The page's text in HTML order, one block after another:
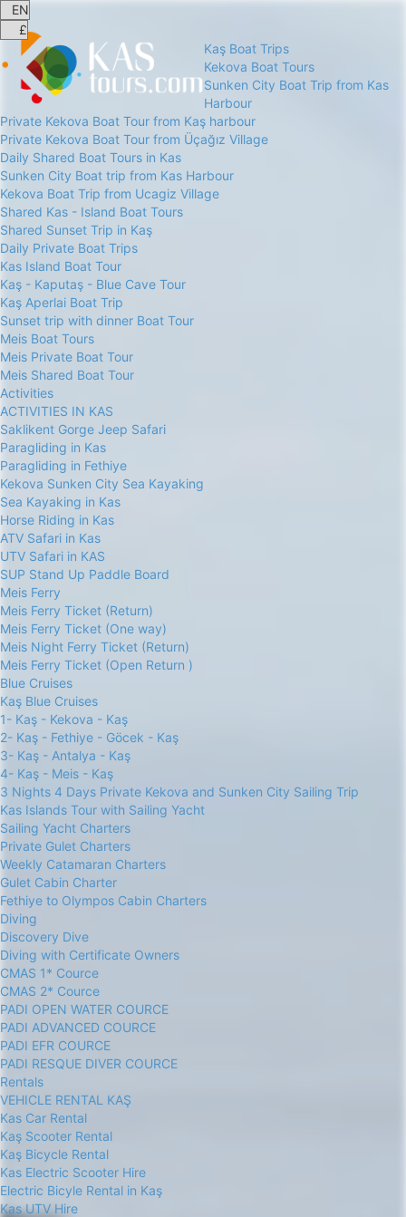
Kaş Boat Trips
Kekova Boat Tours
Sunken City Boat Trip from Kas
Harbour
Private Kekova Boat Tour from Kaş harbour
Private Kekova Boat Tour from Üçağız Village
Daily Shared Boat Tours in Kas
Sunken City Boat trip from Kas Harbour
Kekova Boat Trip from Ucagiz Village
Shared Kas - Island Boat Tours
Shared Sunset Trip in Kaş
Daily Private Boat Trips
Kas Island Boat Tour
Kaş - Kaputaş - Blue Cave Tour
Kaş Aperlai Boat Trip
Sunset trip with dinner Boat Tour
Meis Boat Tours
Meis Private Boat Tour
Meis Shared Boat Tour
Activities
ACTIVITIES IN KAS
Saklikent Gorge Jeep Safari
Paragliding in Kas
Paragliding in Fethiye
Kekova Sunken City Sea Kayaking
Sea Kayaking in Kas
Horse Riding in Kas
ATV Safari in Kas
UTV Safari in KAS
SUP Stand Up Paddle Board
Meis Ferry
Meis Ferry Ticket (Return)
Meis Ferry Ticket (One way)
Meis Night Ferry Ticket (Return)
Meis Ferry Ticket (Open Return )
Blue Cruises
Kaş Blue Cruises
1- Kaş - Kekova - Kaş
2- Kaş - Fethiye - Göcek - Kaş
3- Kaş - Antalya - Kaş
4- Kaş - Meis - Kaş
3 Nights 4 Days Private Kekova and Sunken City Sailing Trip
Kas Islands Tour with Sailing Yacht
Sailing Yacht Charters
Private Gulet Charters
Weekly Catamaran Charters
Gulet Cabin Charter
Fethiye to Olympos Cabin Charters
Diving
Discovery Dive
Diving with Certificate Owners
CMAS 1* Cource
CMAS 2* Cource
PADI OPEN WATER COURCE
PADI ADVANCED COURCE
PADI EFR COURCE
PADI RESQUE DIVER COURCE
Rentals
VEHICLE RENTAL KAŞ
Kas Car Rental
Kaş Scooter Rental
Kaş Bicycle Rental
Kas Electric Scooter Hire
Electric Bicyle Rental in Kaş
Kas UTV Hire